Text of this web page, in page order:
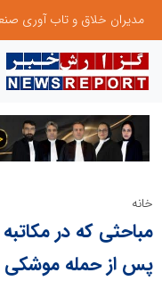
خانه
مباحثی که در
پس از حمله